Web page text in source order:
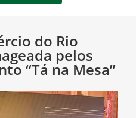
do Rio
pelos
“Tá na Mesa”